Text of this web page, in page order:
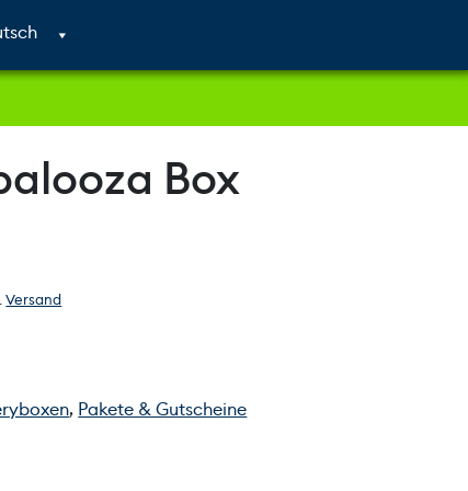
Box
Versand
, Pakete & Gutscheine